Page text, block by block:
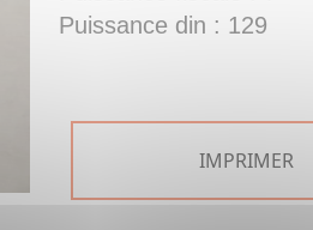
Puissance din : 129
IMPRIMER